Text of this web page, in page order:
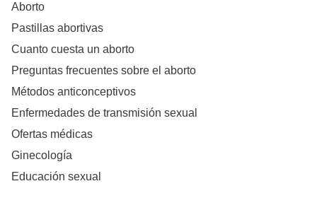
Aborto
Pastillas abortivas
Cuanto cuesta un aborto
Preguntas frecuentes sobre el aborto
Métodos anticonceptivos
Enfermedades de transmisión sexual
Ofertas médicas
Ginecología
Educación sexual